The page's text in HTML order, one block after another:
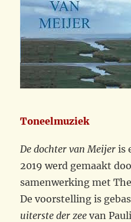
Toneelmuziek
De dochter van Meijer is
2019 werd gemaakt
samenwerking met
De voorstelling is
uiterste der zeevan